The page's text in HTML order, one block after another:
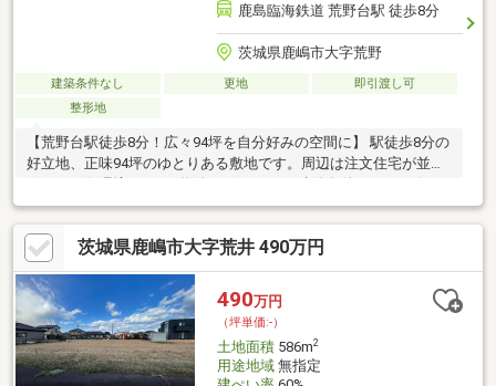
鹿島臨海鉄道 荒野台駅 徒歩8分
茨城県鹿嶋市大字荒野
建築条件なし 更地
即引渡し可
整形地
【荒野台駅徒歩8分！広々94坪を自分好みの空間に】 駅徒歩8分の
好立地、正味94坪のゆとりある敷地です。周辺は注文住宅が並ぶ
なハウスメーカーで建築いただけます。 ・平坦な素地： 高低差の
少ない平坦地です。現状でのお渡しのため、庭の配置や駐車場な
ど、用途に合わせた造成計画を自由に立てられます。 ・セットバ
ック分筆済： 道路後退の手続きは完了済み。94坪を有効活用可能
です。 ・どなたでも建築可能： 調整区域ですが許可要件を満たし
ており、住宅建築が可能です。平屋や家庭菜園、ガレージなど、
広い敷地を活かした家づくりをここから始めませんか。
茨城県鹿嶋市大字荒井 490万円
490万円
（坪単価:-）
土地面積586m2
用途地域無指定